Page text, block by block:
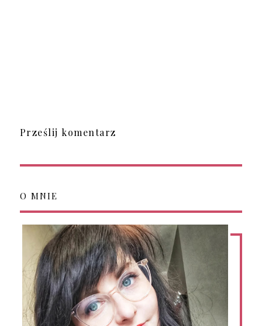
Prześlij komentarz
O MNIE